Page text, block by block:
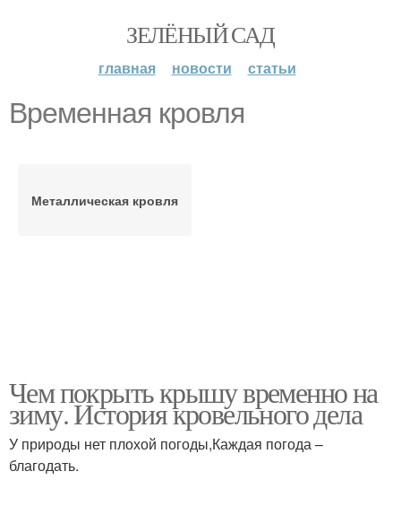
ЗЕЛЁНЫЙ САД
главная новости статьи
Временная кровля
Металлическая кровля
Чем покрыть крышу временно на
зиму. История кровельного дела
У природы нет плохой погоды,Каждая погода –
благодать.